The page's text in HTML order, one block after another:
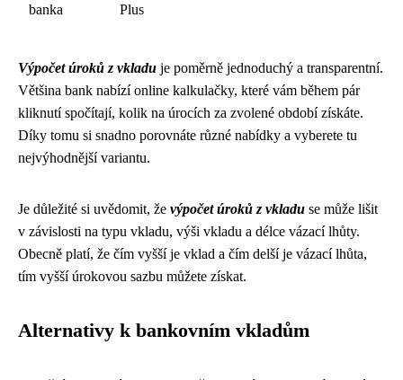
banka
Plus
Výpočet úroků z vkladu je poměrně jednoduchý a transparentní.
Většina bank nabízí online kalkulačky, které vám během pár
kliknutí spočítají, kolik na úrocích za zvolené období získáte.
Díky tomu si snadno porovnáte různé nabídky a vyberete tu
nejvýhodnější variantu.
Je důležité si uvědomit, že výpočet úroků z vkladu se může lišit
v závislosti na typu vkladu, výši vkladu a délce vázací lhůty.
Obecně platí, že čím vyšší je vklad a čím delší je vázací lhůta,
tím vyšší úrokovou sazbu můžete získat.
Alternativy k bankovním vkladům